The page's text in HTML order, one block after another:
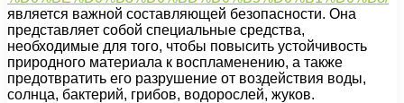
является важной составляющей безопасности. Она
представляет собой специальные средства,
необходимые для того, чтобы повысить устойчивость
природного материала к воспламенению, а также
предотвратить его разрушение от воздействия воды,
солнца, бактерий, грибов, водорослей, жуков.